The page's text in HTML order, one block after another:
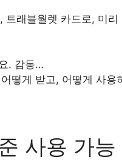
트래블월렛 카드로, 미
. 감동…
떻게 받고, 어떻게 사
사용 가능